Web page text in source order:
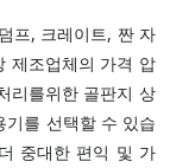
프, 크레이트, 짠 자
제조업체의 가격 압
리를위한 골판지 상
기를 선택할 수 있습
중대한 편익 및 가